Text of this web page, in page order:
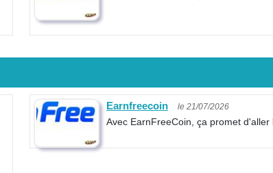
Earnfreecoin le 21/07/2026
Avec EarnFreeCoin, ça promet d'aller